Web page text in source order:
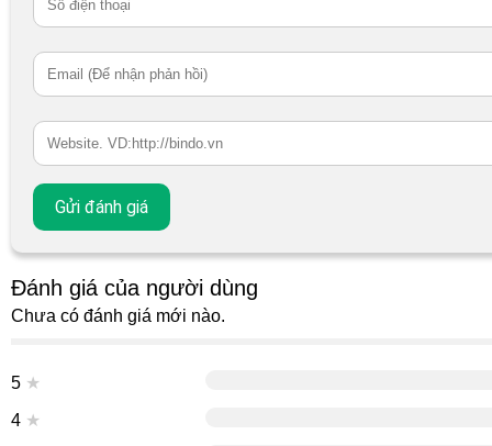
Đánh giá của người dùng
Chưa có đánh giá mới nào.
5 ★
4 ★